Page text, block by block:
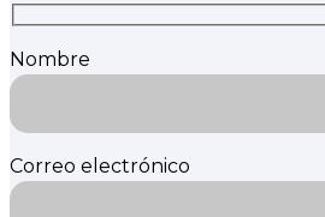
Nombre
Correo electrónico